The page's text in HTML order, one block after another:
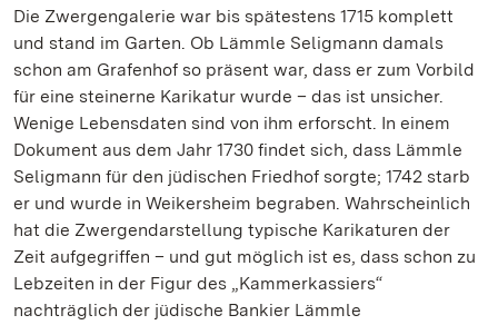
Die Zwergengalerie war bis spätestens 1715 komplett
und stand im Garten. Ob Lämmle Seligmann damals
schon am Grafenhof so präsent war, dass er zum Vorbild
für eine steinerne Karikatur wurde – das ist unsicher.
Wenige Lebensdaten sind von ihm erforscht. In einem
Dokument aus dem Jahr 1730 findet sich, dass Lämmle
Seligmann für den jüdischen Friedhof sorgte; 1742 starb
er und wurde in Weikersheim begraben. Wahrscheinlich
hat die Zwergendarstellung typische Karikaturen der
Zeit aufgegriffen – und gut möglich ist es, dass schon zu
Lebzeiten in der Figur des „Kammerkassiers“
nachträglich der jüdische Bankier Lämmle